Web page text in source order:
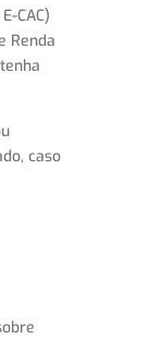
CAC)
Renda
caso